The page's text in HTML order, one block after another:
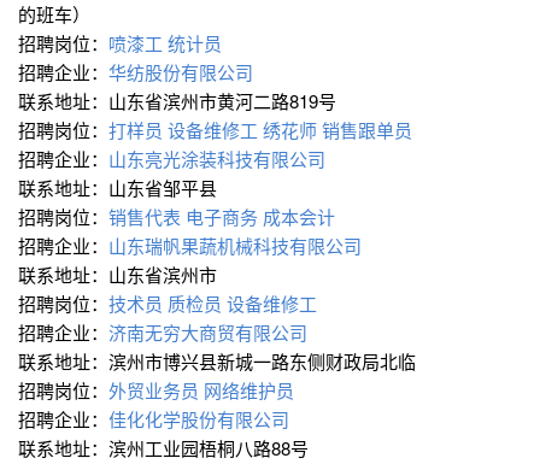
的班车）
招聘岗位： 喷漆工 统计员
招聘企业： 华纺股份有限公司
联系地址：山东省滨州市黄河二路819号
招聘岗位： 打样员 设备维修工 绣花师销售跟单员
招聘企业： 山东亮光涂装科技有限公司
联系地址：山东省邹平县
招聘岗位： 销售代表 电子商务 成本会计
招聘企业： 山东瑞帆果蔬机械科技有限公司
联系地址：山东省滨州市
招聘岗位： 技术员 质检员 设备维修工
招聘企业： 济南无穷大商贸有限公司
联系地址：滨州市博兴县新城一路东侧财政局北临
招聘岗位： 外贸业务员 网络维护员
招聘企业： 佳化化学股份有限公司
联系地址：滨州工业园梧桐八路88号